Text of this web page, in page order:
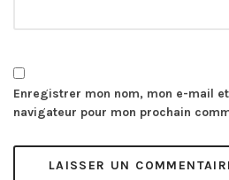
Enregistrer mon nom, mon e-mail
navigateur pour mon prochain